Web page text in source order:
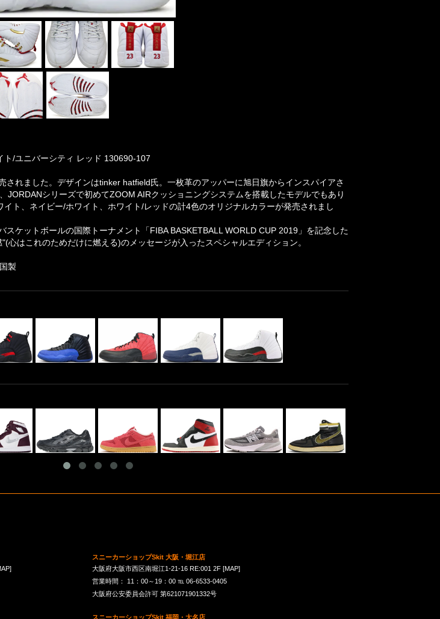
/ユニバーシティ レッド 130690-107
されました。デザインはtinker hatfield氏。一枚革のアッパーに旭日旗からインスパイアさ
JORDANシリーズで初めてZOOM AIRクッショニングシステムを搭載したモデルでもあり
ト、ネイビー/ホワイト、ホワイト/レッドの計4色のオリジナルカラーが発売されまし
スケットボールの国際トーナメント「FIBA BASKETBALL WORLD CUP 2019」を記念した
心はこれのためだけに燃える)のメッセージが入ったスペシャルエディション。
製
スニーカーショップSkit 大阪・堀江店
大阪府大阪市西区南堀江1-21-16 RE:001 2F [MAP]
営業時間： 11：00～19：00 ℡ 06-6533-0405
大阪府公安委員会許可 第621071901332号
スニーカーショップSkit 福岡・大名店